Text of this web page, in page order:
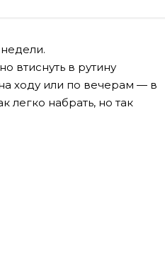
втиснуть в рутину
ходу или по вечерам — в
легко набрать, но так